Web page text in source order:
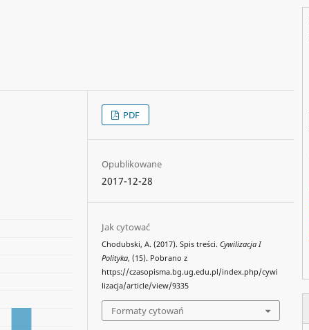
PDF
Opublikowane
2017-12-28
Jak cytować
Chodubski, A. (2017). Spis treści.Cywilizacja I
Polityka, (15). Pobrano z
https://czasopisma.bg.ug.edu.pl/index.php/cywi
lizacja/article/view/9335
Formaty cytowań